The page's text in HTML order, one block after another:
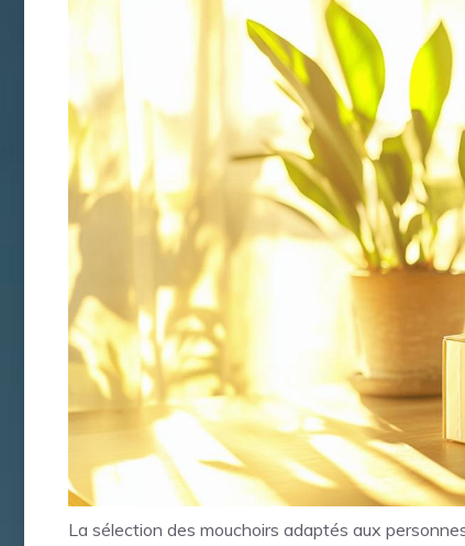
La sélection des mouchoirs adaptés aux